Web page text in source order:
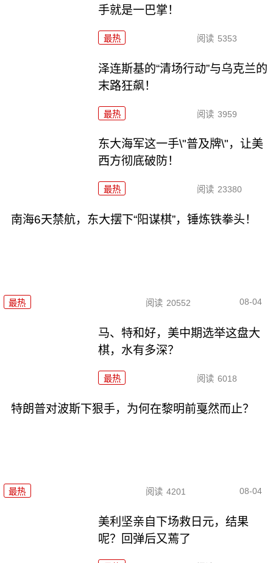
手就是一巴掌！
最热 阅读 5353
泽连斯基的“清场行动”与乌克兰的
末路狂飙！
最热 阅读 3959
东大海军这一手\"普及牌\"，让美
西方彻底破防！
最热 阅读 23380
南海6天禁航，东大摆下“阳谋棋”，锤炼铁拳头！
最热 阅读 20552 08-04
马、特和好，美中期选举这盘大
棋，水有多深？
最热 阅读 6018
特朗普对波斯下狠手，为何在黎明前戛然而止？
最热 阅读 4201 08-04
美利坚亲自下场救日元，结果
呢？回弹后又蔫了